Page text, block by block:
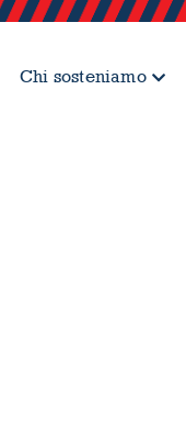
Chi sosteniamo